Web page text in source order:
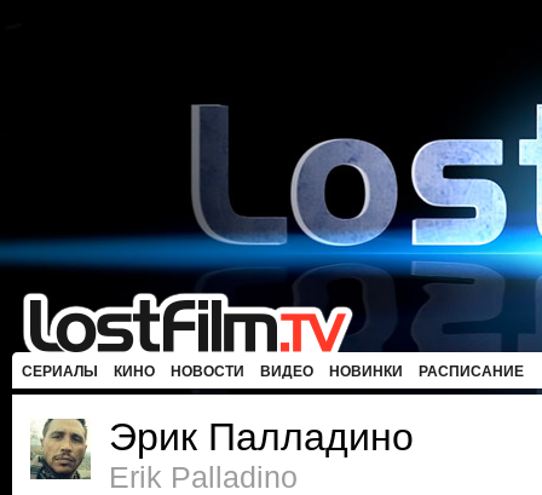
СЕРИАЛЫ КИНО НОВОСТИ ВИДЕО НОВИНКИ РАСПИСАНИЕ
Эрик Палладино
Erik Palladino